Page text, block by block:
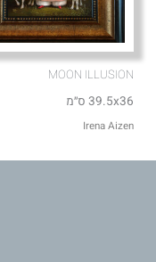
MOON ILLUSION
39.5x36 ס״מ
Irena Aizen